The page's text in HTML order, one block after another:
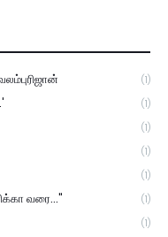
(1)
(1)
(1)
(1)
(1)
வரை..." (1)
(1)